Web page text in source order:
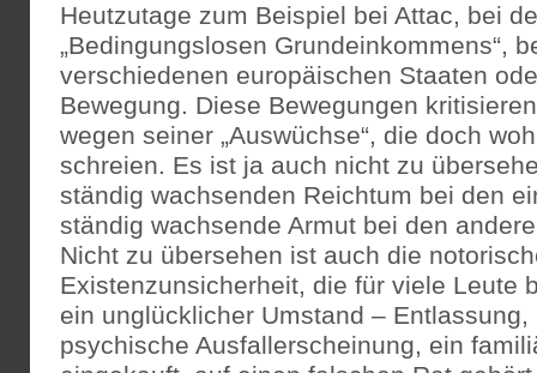
Heutzutage zum Beispiel bei Attac, bei
„Bedingungslosen Grundeinkommens“,
verschiedenen europäischen Staaten
Bewegung. Diese Bewegungen
wegen seiner „Auswüchse“, die doch
schreien. Es ist ja auch nicht zu
ständig wachsenden Reichtum bei den
ständig wachsende Armut bei den
Nicht zu übersehen ist auch die
Existenzunsicherheit, die für viele Leute
ein unglücklicher Umstand –
psychische Ausfallerscheinung, ein